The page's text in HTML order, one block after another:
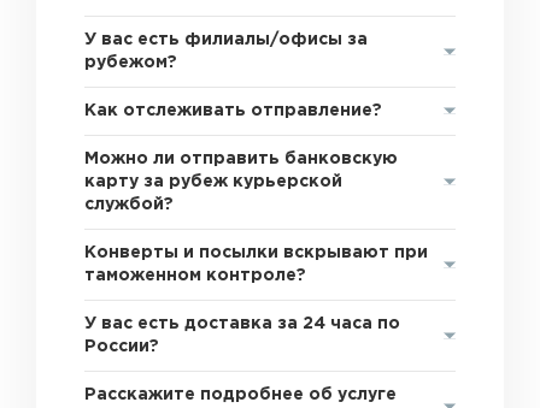
У вас есть филиалы/офисы за
рубежом?
Как отслеживать отправление?
Можно ли отправить банковскую
карту за рубеж курьерской
службой?
Конверты и посылки вскрывают при
таможенном контроле?
У вас есть доставка за 24 часа по
России?
Расскажите подробнее об услуге